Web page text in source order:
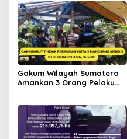
Gakum Wilayah Sumatera
Amankan 3 Orang Pelaku